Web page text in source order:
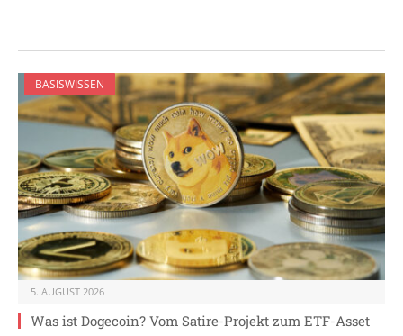
BASISWISSEN
5. AUGUST 2026
Was ist Dogecoin? Vom Satire-Projekt zum ETF-Asset